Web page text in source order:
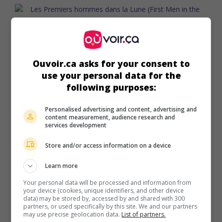
au cinéma sur mes écrans
Les Premiers hommes dans la Lune
V.O.: First Men in the Moon
G.-B. 1964. Science-fictionde Nathan Juran
raconte comment, en 1899, il s'est rendu sur la lune, à bord
d'un curieux appareil imaginé par un savant excentrique.
Durée:
au cinéma sur mes écrans
Étranges Compagnons de lit
Ouvoir.ca asks for your consent to
use your personal data for the
following purposes:
Personalised advertising and content, advertising and
content measurement, audience research and
services development
Store and/or access information on a device
Learn more
Your personal data will be processed and information from
your device (cookies, unique identifiers, and other device
data) may be stored by, accessed by and shared with 300
partners, or used specifically by this site. We and our partners
may use precise geolocation data. List of partners.